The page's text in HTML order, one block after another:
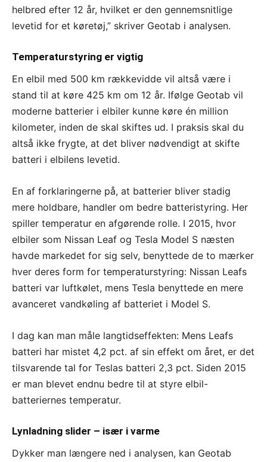
helbred efter 12 år, hvilket er den gennemsnitlige
levetid for et køretøj,” skriver Geotab i analysen.
Temperaturstyring er vigtig
En elbil med 500 km rækkevidde vil altså være i
stand til at køre 425 km om 12 år. Ifølge Geotab vil
moderne batterier i elbiler kunne køre én million
kilometer, inden de skal skiftes ud. I praksis skal du
altså ikke frygte, at det bliver nødvendigt at skifte
batteri i elbilens levetid.
En af forklaringerne på, at batterier bliver stadig
mere holdbare, handler om bedre batteristyring. Her
spiller temperatur en afgørende rolle. I 2015, hvor
elbiler som Nissan Leaf og Tesla Model S næsten
havde markedet for sig selv, benyttede de to mærker
hver deres form for temperaturstyring: Nissan Leafs
batteri var luftkølet, mens Tesla benyttede en mere
avanceret vandkøling af batteriet i Model S.
I dag kan man måle langtidseffekten: Mens Leafs
batteri har mistet 4,2 pct. af sin effekt om året, er det
tilsvarende tal for Teslas batteri 2,3 pct. Siden 2015
er man blevet endnu bedre til at styre elbil-
batteriernes temperatur.
Lynladning slider – især i varme
Dykker man længere ned i analysen, kan Geotab